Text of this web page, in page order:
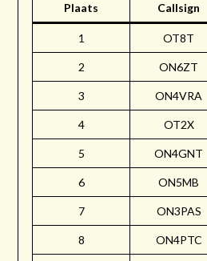
Plaats Callsign
1 OT8T
2 ON6ZT
3 ON4VRA
4 OT2X
5 ON4GNT
6 ON5MB
7 ON3PAS
8 ON4PTC